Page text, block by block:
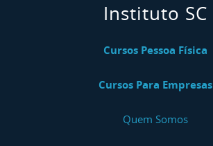
Instituto SC
Cursos Pessoa Física
Cursos Para Empresas
Quem Somos